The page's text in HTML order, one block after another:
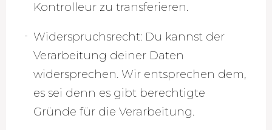
Kontrolleur zu transferieren.
Widerspruchsrecht: Du kannst der
Verarbeitung deiner Daten
widersprechen. Wir entsprechen dem,
es sei denn es gibt berechtigte
Gründe für die Verarbeitung.